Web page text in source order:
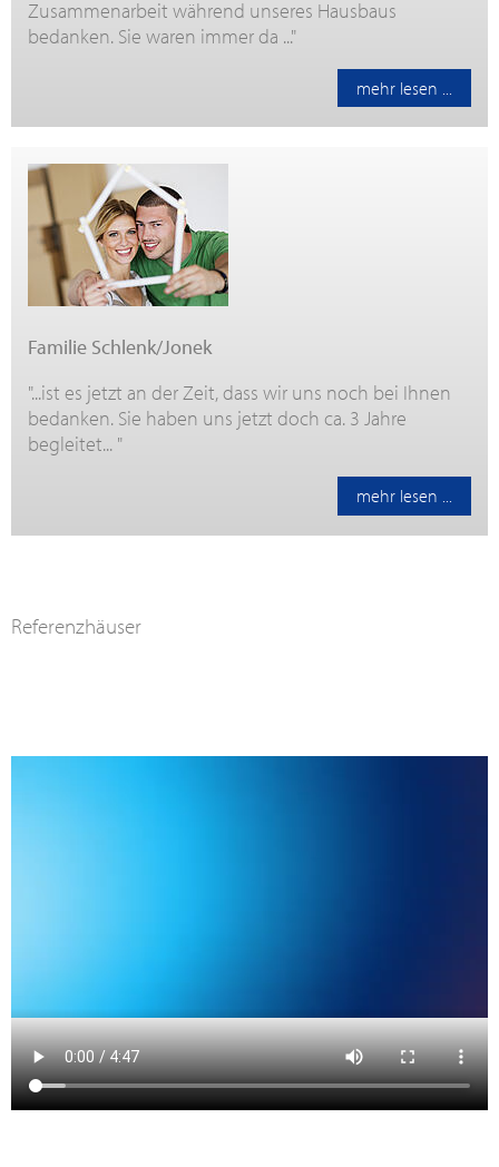
Zusammenarbeit während unseres Hausbaus
bedanken. Sie waren immer da ..."
mehr lesen ...
Familie Schlenk/Jonek
"...ist es jetzt an der Zeit, dass wir uns noch bei Ihnen
bedanken. Sie haben uns jetzt doch ca. 3 Jahre
begleitet... "
mehr lesen ...
Referenzhäuser